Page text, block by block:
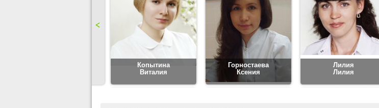
Копытина
Виталия
Горностаева
Ксения
Лилия
Лилия